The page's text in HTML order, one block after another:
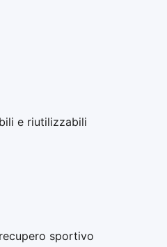
e riutilizzabili
sportivo